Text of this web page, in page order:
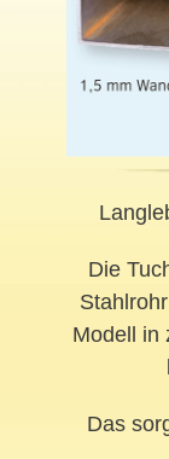
Die
Modell in
Das